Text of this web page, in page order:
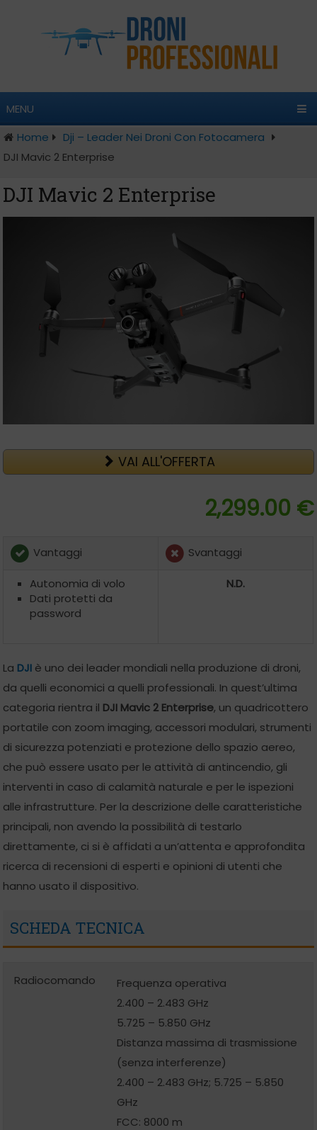
MENU
Home
Dji – Leader Nei Droni Con Fotocamera
DJI Mavic 2 Enterprise
DJI Mavic 2 Enterprise
VAI ALL'OFFERTA
2,299.00 €
Vantaggi Svantaggi
Autonomia di volo
Dati protetti da
password
N.D.
La DJI è uno dei leader mondiali nella produzione di droni,
da quelli economici a quelli professionali. In quest’ultima
categoria rientra il DJI Mavic 2 Enterprise, un quadricottero
portatile con zoom imaging, accessori modulari, strumenti
di sicurezza potenziati e protezione dello spazio aereo,
che può essere usato per le attività di antincendio, gli
interventi in caso di calamità naturale e per le ispezioni
alle infrastrutture. Per la descrizione delle caratteristiche
principali, non avendo la possibilità di testarlo
direttamente, ci si è affidati a un’attenta e approfondita
ricerca di recensioni di esperti e opinioni di utenti che
hanno usato il dispositivo.
SCHEDA TECNICA
Radiocomando
Frequenza operativa
2.400 – 2.483 GHz
5.725 – 5.850 GHz
Distanza massima di trasmissione
(senza interferenze)
2.400 – 2.483 GHz; 5.725 – 5.850
GHz
FCC: 8000 m